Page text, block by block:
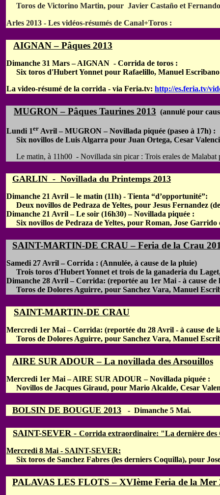
Toros de Victorino Martin, pour Javier Castaño et
Arles 2013 - Les vidéos-résumés de Canal+Toros :
AIGNAN – Pâques 2013
Dimanche 31 Mars – AIGNAN - Corrida de toros :
Six toros d'Hubert Yonnet pour Rafaelillo, Manuel
La video-résumé de la corrida - via Feria.tv: http://es.feria.tv/
MUGRON – Pâques Taurines 2013 (annulé pour
Lundi 1er Avril – MUGRON – Novillada piquée (paseo à 17h) :
Six novillos de Luis Algarra pour Juan Ortega, Cesar
Le matin, à 11h00 - Novillada sin picar : Trois erales de
GARLIN - Novillada du Printemps 2013
Dimanche 21 Avril – le matin (11h) - Tienta “d’opportunité”:
Deux novillos de Pedraza de Yeltes, pour Jesus Fernandez
Dimanche 21 Avril – Le soir (16h30) – Novillada piquée :
Six novillos de Pedraza de Yeltes, pour Roman, Jose
SAINT-MARTIN-DE CRAU – Feria de la Crau
Samedi 27 Avril – Corrida : (Annulée, à cause de la pluie)
Trois toros d'Hubert Yonnet et trois de la ganaderia du
Dimanche 28 Avril – Corrida: (reportée au 1er Mai - à cause de
Toros de Dolores Aguirre, pour Sanchez Vara, Manuel
SAINT-MARTIN-DE CRAU
Mercredi 1er Mai – Corrida: (reportée du 28 Avril - à cause de
Toros de Dolores Aguirre, pour Sanchez Vara, Manuel
AIRE SUR ADOUR – La novillada des Arsouillos
Mercredi 1er Mai – AIRE SUR ADOUR – Novillada piquée :
Novillos de Jacques Giraud, pour Mario Alcalde, Cesar
BOLSIN DE BOUGUE 2013 - Dimanche 5 Mai.
SAINT-SEVER - Corrida extraordinaire: "La dernière des
Mercredi 8 Mai - SAINT-SEVER:
Six toros de Sanchez Fabres (les derniers Coquilla), pour
PALAVAS LES FLOTS – XVIème Feria de la Mer